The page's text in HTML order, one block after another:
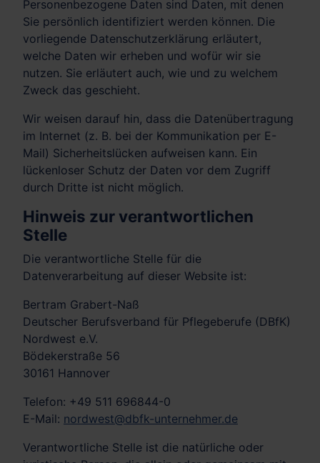
Personenbezogene Daten sind Daten, mit denen
Sie persönlich identifiziert werden können. Die
vorliegende Datenschutzerklärung erläutert,
welche Daten wir erheben und wofür wir sie
nutzen. Sie erläutert auch, wie und zu welchem
Zweck das geschieht.
Wir weisen darauf hin, dass die Datenübertragung
im Internet (z. B. bei der Kommunikation per E-
Mail) Sicherheitslücken aufweisen kann. Ein
lückenloser Schutz der Daten vor dem Zugriff
durch Dritte ist nicht möglich.
Hinweis zur verantwortlichen
Stelle
Die verantwortliche Stelle für die
Datenverarbeitung auf dieser Website ist:
Bertram Grabert-Naß
Deutscher Berufsverband für Pflegeberufe (DBfK)
Nordwest e.V.
Bödekerstraße 56
30161 Hannover
Telefon: +49 511 696844-0
E-Mail: nordwest@dbfk-unternehmer.de
Verantwortliche Stelle ist die natürliche oder